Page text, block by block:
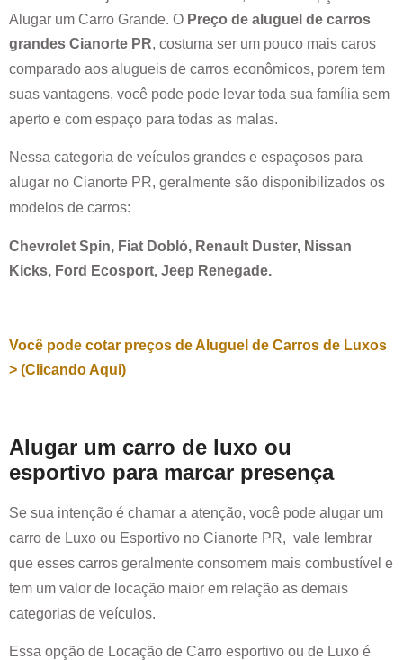
Alugar um Carro Grande. O Preço de aluguel de carros
grandes Cianorte PR, costuma ser um pouco mais caros
comparado aos alugueis de carros econômicos, porem tem
suas vantagens, você pode pode levar toda sua família sem
aperto e com espaço para todas as malas.
Nessa categoria de veículos grandes e espaçosos para
alugar no Cianorte PR, geralmente são disponibilizados os
modelos de carros:
Chevrolet Spin, Fiat Dobló, Renault Duster, Nissan
Kicks, Ford Ecosport, Jeep Renegade.
Você pode cotar preços de Aluguel de Carros de Luxos
> (Clicando Aqui)
Alugar um carro de luxo ou
esportivo para marcar presença
Se sua intenção é chamar a atenção, você pode alugar um
carro de Luxo ou Esportivo no Cianorte PR, vale lembrar
que esses carros geralmente consomem mais combustível e
tem um valor de locação maior em relação as demais
categorias de veículos.
Essa opção de Locação de Carro esportivo ou de Luxo é